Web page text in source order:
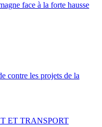
face à la forte hausse
contre les projets de la
ET TRANSPORT